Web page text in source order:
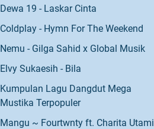
Dewa 19 - Laskar Cinta
Coldplay - Hymn For The Weekend
Nemu - Gilga Sahid x Global Musik
Elvy Sukaesih - Bila
Kumpulan Lagu Dangdut Mega
Mustika Terpopuler
Mangu ~ Fourtwnty ft. Charita Utami